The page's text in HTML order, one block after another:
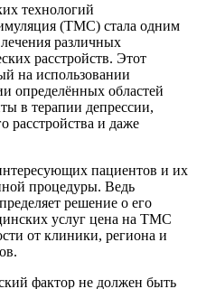
технологий
(ТМС) стала одним
различных
расстройств. Этот
на использовании
определённых областей
в терапии депрессии,
расстройства и даже
пациентов и их
процедуры. Ведь
решение о его
услуг цена на ТМС
от клиники, региона и
фактор не должен быть